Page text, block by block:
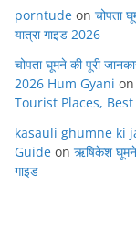
porntude on चोपता
यात्रा गाइड 2026
चोपता घूमने की पूरी
2026 Hum Gyani on
Tourist Places,
kasauli ghumne ki
Guide on ऋषिकेश घूमने
गाइड